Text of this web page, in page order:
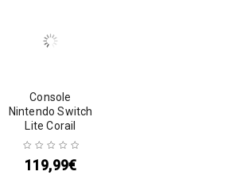
Console
Nintendo Switch
Lite Corail
119,99€